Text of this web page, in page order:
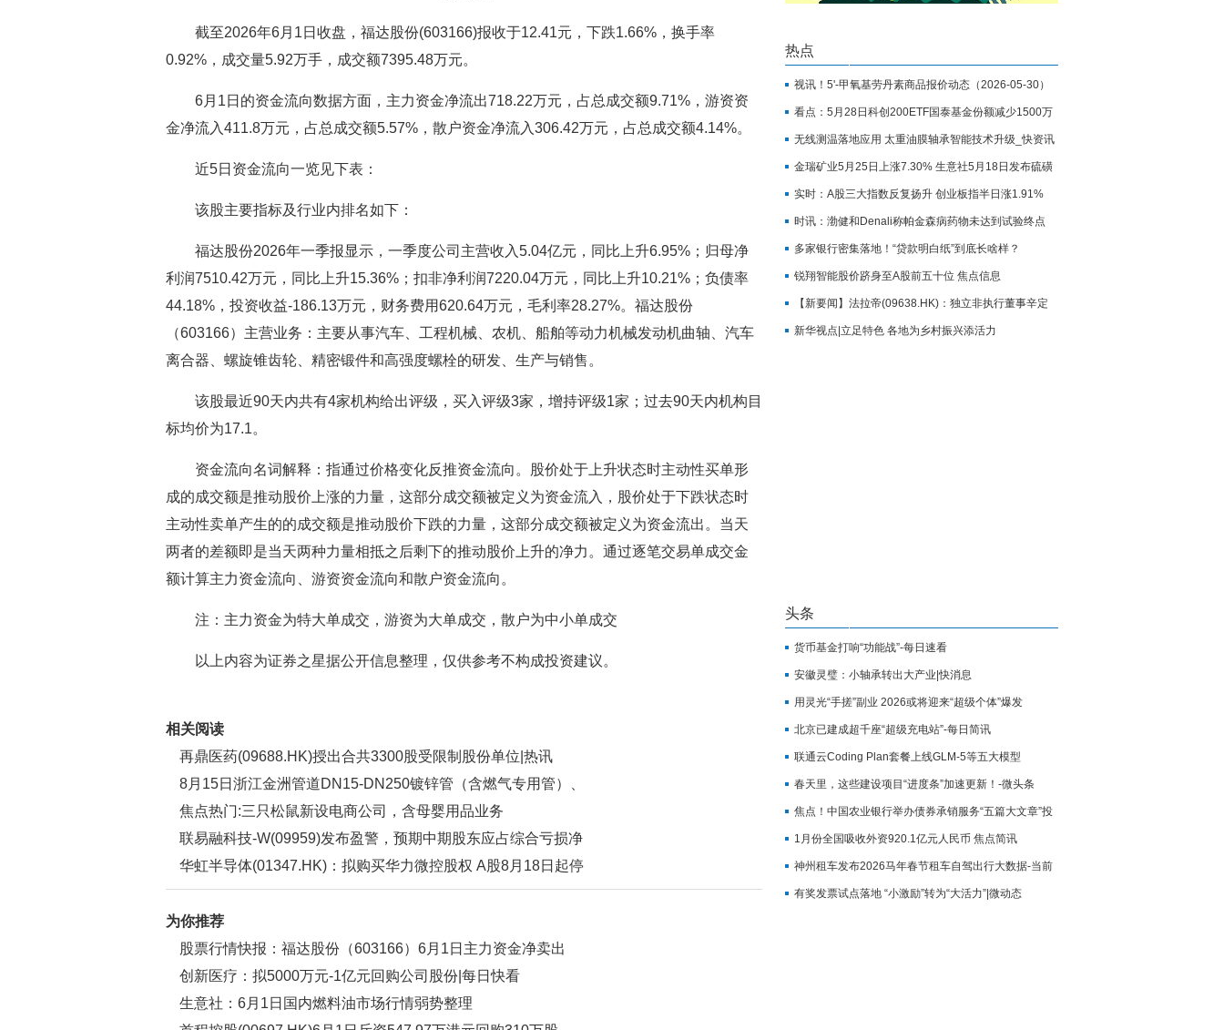
截至2026年6月1日收盘，福达股份(603166)报收于12.41元，下跌1.66%，换手率
0.92%，成交量5.92万手，成交额7395.48万元。
6月1日的资金流向数据方面，主力资金净流出718.22万元，占总成交额9.71%，游资资
金净流入411.8万元，占总成交额5.57%，散户资金净流入306.42万元，占总成交额4.14%。
近5日资金流向一览见下表：
该股主要指标及行业内排名如下：
福达股份2026年一季报显示，一季度公司主营收入5.04亿元，同比上升6.95%；归母净
利润7510.42万元，同比上升15.36%；扣非净利润7220.04万元，同比上升10.21%；负债率
44.18%，投资收益-186.13万元，财务费用620.64万元，毛利率28.27%。福达股份
（603166）主营业务：主要从事汽车、工程机械、农机、船舶等动力机械发动机曲轴、汽车
离合器、螺旋锥齿轮、精密锻件和高强度螺栓的研发、生产与销售。
该股最近90天内共有4家机构给出评级，买入评级3家，增持评级1家；过去90天内机构目
标均价为17.1。
资金流向名词解释：指通过价格变化反推资金流向。股价处于上升状态时主动性买单形
成的成交额是推动股价上涨的力量，这部分成交额被定义为资金流入，股价处于下跌状态时
主动性卖单产生的的成交额是推动股价下跌的力量，这部分成交额被定义为资金流出。当天
两者的差额即是当天两种力量相抵之后剩下的推动股价上升的净力。通过逐笔交易单成交金
额计算主力资金流向、游资资金流向和散户资金流向。
注：主力资金为特大单成交，游资为大单成交，散户为中小单成交
以上内容为证券之星据公开信息整理，仅供参考不构成投资建议。
相关阅读
再鼎医药(09688.HK)授出合共3300股受限制股份单位|热讯
8月15日浙江金洲管道DN15-DN250镀锌管（含燃气专用管）、
焊管_新视野
焦点热门:三只松鼠新设电商公司，含母婴用品业务
联易融科技-W(09959)发布盈警，预期中期股东应占综合亏损净
额约3.7亿元至3.9亿元
华虹半导体(01347.HK)：拟购买华力微控股权 A股8月18日起停
牌|最新消息
为你推荐
股票行情快报：福达股份（603166）6月1日主力资金净卖出
718.22万元 每日精选
创新医疗：拟5000万元-1亿元回购公司股份|每日快看
生意社：6月1日国内燃料油市场行情弱势整理
热点
视讯！5'-甲氧基劳丹素商品报价动态（2026-05-30）
看点：5月28日科创200ETF国泰基金份额减少1500万
份，重仓股长光华芯、腾景科技、炬光科技
无线测温落地应用 太重油膜轴承智能技术升级_快资讯
金瑞矿业5月25日上涨7.30% 生意社5月18日发布硫磺
涨价快讯
实时：A股三大指数反复扬升 创业板指半日涨1.91%
PCB、光通信板块强势
时讯：渤健和Denali称帕金森病药物未达到试验终点
多家银行密集落地！“贷款明白纸”到底长啥样？
锐翔智能股价跻身至A股前五十位 焦点信息
【新要闻】法拉帝(09638.HK)：独立非执行董事辛定
华获委任为首席独立非执行董事
新华视点|立足特色 各地为乡村振兴添活力
头条
货币基金打响“功能战”-每日速看
安徽灵璧：小轴承转出大产业|快消息
用灵光“手搓”副业 2026或将迎来“超级个体”爆发
北京已建成超千座“超级充电站”-每日简讯
联通云Coding Plan套餐上线GLM-5等五大模型
春天里，这些建设项目“进度条”加速更新！-微头条
焦点！中国农业银行举办债券承销服务“五篇大文章”投
融资对接会
1月份全国吸收外资920.1亿元人民币 焦点简讯
神州租车发布2026马年春节租车自驾出行大数据-当前
聚焦
有奖发票试点落地 “小激励”转为“大活力”|微动态